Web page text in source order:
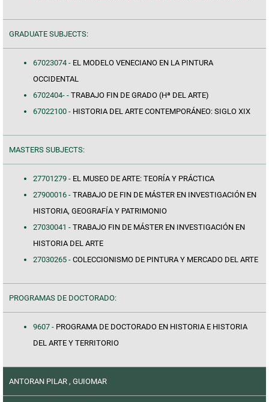
GRADUATE SUBJECTS:
67023074 - EL MODELO VENECIANO EN LA PINTURA
OCCIDENTAL
6702404- - TRABAJO FIN DE GRADO (Hª DEL ARTE)
67022100 - HISTORIA DEL ARTE CONTEMPORÁNEO: SIGLO XIX
MASTERS SUBJECTS:
27701279 - EL MUSEO DE ARTE: TEORÍA Y PRÁCTICA
27900016 - TRABAJO DE FIN DE MÁSTER EN INVESTIGACIÓN EN
HISTORIA, GEOGRAFÍA Y PATRIMONIO
27030041 - TRABAJO FIN DE MÁSTER EN INVESTIGACIÓN EN
HISTORIA DEL ARTE
27030265 - COLECCIONISMO DE PINTURA Y MERCADO DEL ARTE
PROGRAMAS DE DOCTORADO:
9607 - PROGRAMA DE DOCTORADO EN HISTORIA E HISTORIA
DEL ARTE Y TERRITORIO
ANTORAN PILAR , GUIOMAR